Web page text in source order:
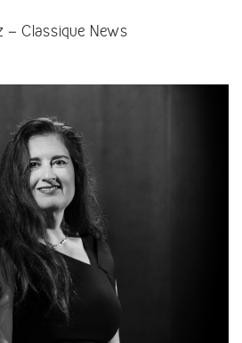
Classique News